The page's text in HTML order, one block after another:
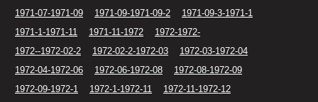
1971-07-1971-09
1971-09-1971-09-2
1971-09-3-1971-1
1971-1-1971-11
1971-11-1972
1972-1972-
1972--1972-02-2
1972-02-2-1972-03
1972-03-1972-04
1972-04-1972-06
1972-06-1972-08
1972-08-1972-09
1972-09-1972-1
1972-1-1972-11
1972-11-1972-12